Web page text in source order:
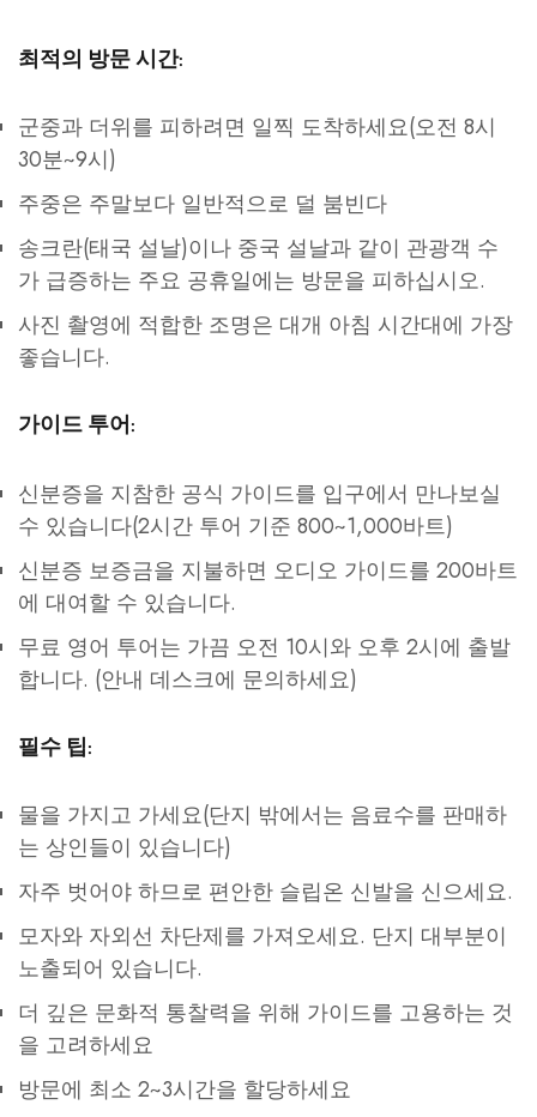
최적의 방문 시간:
군중과 더위를 피하려면 일찍 도착하세요(오전 8시
30분~9시)
주중은 주말보다 일반적으로 덜 붐빈다
송크란(태국 설날)이나 중국 설날과 같이 관광객 수
가 급증하는 주요 공휴일에는 방문을 피하십시오.
사진 촬영에 적합한 조명은 대개 아침 시간대에 가장
좋습니다.
가이드 투어:
신분증을 지참한 공식 가이드를 입구에서 만나보실
수 있습니다(2시간 투어 기준 800~1,000바트)
신분증 보증금을 지불하면 오디오 가이드를 200바트
에 대여할 수 있습니다.
무료 영어 투어는 가끔 오전 10시와 오후 2시에 출발
합니다. (안내 데스크에 문의하세요)
필수 팁:
물을 가지고 가세요(단지 밖에서는 음료수를 판매하
는 상인들이 있습니다)
자주 벗어야 하므로 편안한 슬립온 신발을 신으세요.
모자와 자외선 차단제를 가져오세요. 단지 대부분이
노출되어 있습니다.
더 깊은 문화적 통찰력을 위해 가이드를 고용하는 것
을 고려하세요
방문에 최소 2~3시간을 할당하세요